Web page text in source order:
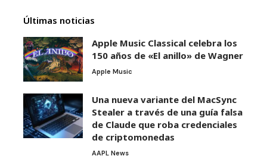
Últimas noticias
Apple Music Classical celebra los
150 años de «El anillo» de Wagner
Apple Music
Una nueva variante del MacSync
Stealer a través de una guía falsa
de Claude que roba credenciales
de criptomonedas
AAPL News